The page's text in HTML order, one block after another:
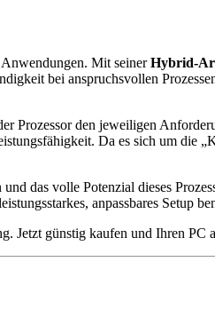
Mit seinerHybrid-
bei anspruchsvollen
Prozessor den jeweiligen
Da es sich um die
das volle Potenzial dieses
anpassbares Setup
Jetzt günstig kaufen und Ihren PC